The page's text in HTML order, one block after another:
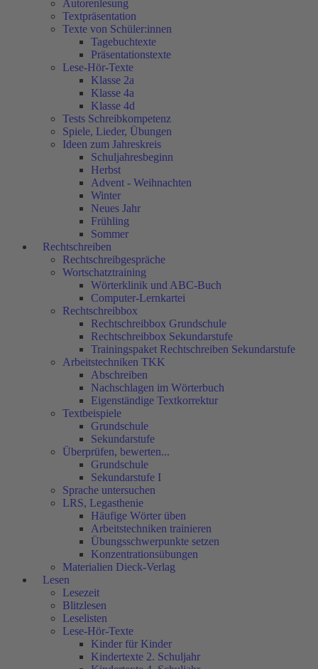
Autorenlesung
Textpräsentation
Texte von Schüler:innen
Tagebuchtexte
Präsentationstexte
Lese-Hör-Texte
Klasse 2a
Klasse 4a
Klasse 4d
Tests Schreibkompetenz
Spiele, Lieder, Übungen
Ideen zum Jahreskreis
Schuljahresbeginn
Herbst
Advent - Weihnachten
Winter
Neues Jahr
Frühling
Sommer
Rechtschreiben
Rechtschreibgespräche
Wortschatztraining
Wörterklinik und ABC-Buch
Computer-Lernkartei
Rechtschreibbox
Rechtschreibbox Grundschule
Rechtschreibbox Sekundarstufe
Trainingspaket Rechtschreiben Sekundarstufe
Arbeitstechniken TKK
Abschreiben
Nachschlagen im Wörterbuch
Eigenständige Textkorrektur
Textbeispiele
Grundschule
Sekundarstufe
Überprüfen, bewerten...
Grundschule
Sekundarstufe I
Sprache untersuchen
LRS, Legasthenie
Häufige Wörter üben
Arbeitstechniken trainieren
Übungsschwerpunkte setzen
Konzentrationsübungen
Materialien Dieck-Verlag
Lesen
Lesezeit
Blitzlesen
Leselisten
Lese-Hör-Texte
Kinder für Kinder
Kindertexte 2. Schuljahr